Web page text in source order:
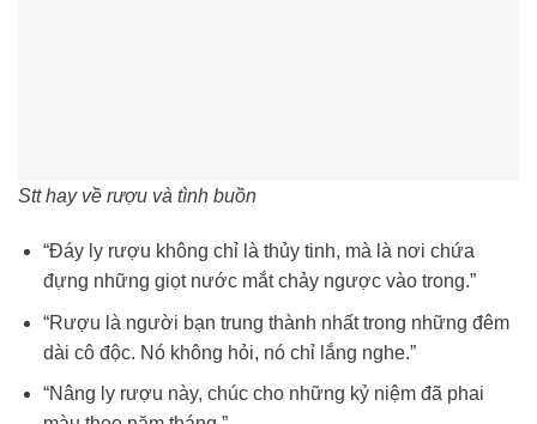
Stt hay về rượu và tình buồn
“Đáy ly rượu không chỉ là thủy tinh, mà là nơi chứa
đựng những giọt nước mắt chảy ngược vào trong.”
“Rượu là người bạn trung thành nhất trong những đêm
dài cô độc. Nó không hỏi, nó chỉ lắng nghe.”
“Nâng ly rượu này, chúc cho những kỷ niệm đã phai